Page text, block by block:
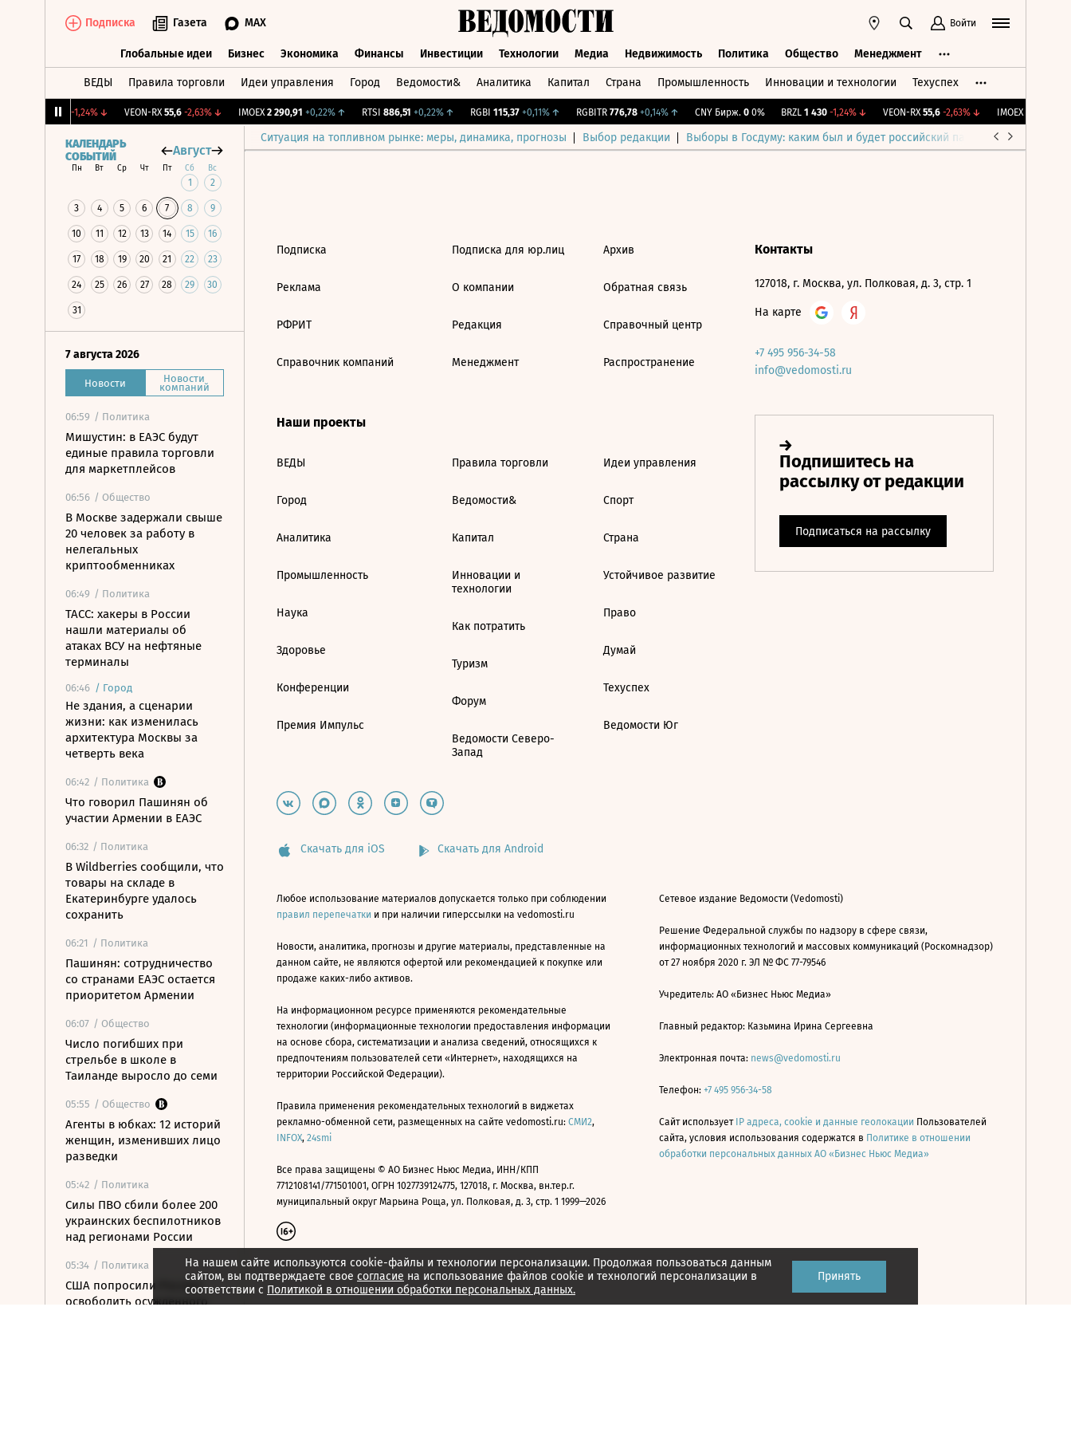
Подписка Газета MAX Войти
Глобальные идеи Бизнес Экономика Финансы Инвестиции Технологии Медиа Недвижимость Политика Общество Менеджмент
ВЕДЫ Правила торговли Идеи управления Город Ведомости& Аналитика Капитал Страна Промышленность Инновации и технологии Техуспех
-1,24%↓ VEON-RX 55,6 -2,63%↓ IMOEX 2 290,91 +0,22%↑ RTSI 886,51 +0,22%↑ RGBI 115,37 +0,11%↑ RGBITR 776,78 +0,14%↑ CNY Бирж. 0 0% BRZL 1 430 -1,24%↓ VEON-RX 55,6 -2,63%↓ IMOEX 2 290,91
Ситуация на топливном рынке: меры, динамика, прогнозы Выбор редакции Выборы в Госдуму: каким был и будет российский парламент
КАЛЕНДАРЬ
СОБЫТИЙ
Август
Пн Вт Ср Чт Пт Сб Вс
1 2
3 4 5 6 7 8 9
10 11 12 13 14 15 16
17 18 19 20 21 22 23
24 25 26 27 28 29 30
31
7 августа 2026
Новости Новости
компаний
06:59 / Политика
Мишустин: в ЕАЭС будут
единые правила торговли
для маркетплейсов
06:56 / Общество
В Москве задержали свыше
20 человек за работу в
нелегальных
криптообменниках
06:49 / Политика
ТАСС: хакеры в России
нашли материалы об
атаках ВСУ на нефтяные
терминалы
06:46 / Город
Не здания, а сценарии
жизни: как изменилась
архитектура Москвы за
четверть века
06:42 / Политика
Что говорил Пашинян об
участии Армении в ЕАЭС
06:32 / Политика
В Wildberries сообщили, что
товары на складе в
Екатеринбурге удалось
сохранить
06:21 / Политика
Пашинян: сотрудничество
со странами ЕАЭС остается
приоритетом Армении
06:07 / Общество
Число погибших при
стрельбе в школе в
Таиланде выросло до семи
05:55 / Общество
Агенты в юбках: 12 историй
женщин, изменивших лицо
разведки
05:42 / Политика
Силы ПВО сбили более 200
украинских беспилотников
над регионами России
05:34 / Политика
США попросили Россию
освободить осужденного
На нашем сайте используются cookie-файлы и технологии персонализации. Продолжая пользоваться данным
сайтом, вы подтверждаете свое согласие на использование файлов cookie и технологий персонализации в
соответствии с Политикой в отношении обработки персональных данных.
Принять
Подписка
Реклама
РФРИТ
Справочник компаний
Подписка для юр.лиц
О компании
Редакция
Менеджмент
Архив
Обратная связь
Справочный центр
Распространение
Наши проекты
ВЕДЫ
Город
Аналитика
Промышленность
Наука
Здоровье
Конференции
Премия Импульс
Правила торговли
Ведомости&
Капитал
Инновации и
технологии
Как потратить
Туризм
Форум
Ведомости Северо-
Запад
Идеи управления
Спорт
Страна
Устойчивое развитие
Право
Думай
Техуспех
Ведомости Юг
Контакты
127018, г. Москва, ул. Полковая, д. 3, стр. 1
На карте
+7 495 956-34-58
info@vedomosti.ru
Скачать для iOS Скачать для Android
Любое использование материалов допускается только при соблюдении
правил перепечатки и при наличии гиперссылки на vedomosti.ru
Новости, аналитика, прогнозы и другие материалы, представленные на
данном сайте, не являются офертой или рекомендацией к покупке или
продаже каких-либо активов.
На информационном ресурсе применяются рекомендательные
технологии (информационные технологии предоставления информации
на основе сбора, систематизации и анализа сведений, относящихся к
предпочтениям пользователей сети «Интернет», находящихся на
территории Российской Федерации).
Правила применения рекомендательных технологий в виджетах
рекламно-обменной сети, размещенных на сайте vedomosti.ru: СМИ2,
INFOX, 24smi
Все права защищены © АО Бизнес Ньюс Медиа, ИНН/КПП
7712108141/771501001, ОГРН 1027739124775, 127018, г. Москва, вн.тер.г.
муниципальный округ Марьина Роща, ул. Полковая, д. 3, стр. 1 1999—2026
Сетевое издание Ведомости (Vedomosti)
Решение Федеральной службы по надзору в сфере связи,
информационных технологий и массовых коммуникаций (Роскомнадзор)
от 27 ноября 2020 г. ЭЛ № ФС 77-79546
Учредитель: АО «Бизнес Ньюс Медиа»
Главный редактор: Казьмина Ирина Сергеевна
Электронная почта: news@vedomosti.ru
Телефон: +7 495 956-34-58
Сайт использует IP адреса, cookie и данные геолокации Пользователей
сайта, условия использования содержатся в Политике в отношении
обработки персональных данных АО «Бизнес Ньюс Медиа»